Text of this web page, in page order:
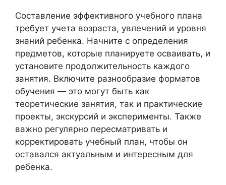
Составление эффективного учебного плана
требует учета возраста, увлечений и уровня
знаний ребенка. Начните с определения
предметов, которые планируете осваивать, и
установите продолжительность каждого
занятия. Включите разнообразие форматов
обучения — это могут быть как
теоретические занятия, так и практические
проекты, экскурсий и эксперименты. Также
важно регулярно пересматривать и
корректировать учебный план, чтобы он
оставался актуальным и интересным для
ребенка.